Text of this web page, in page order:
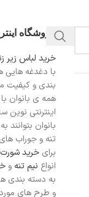
فروشگاه
خرید لباس زیر
با دغدغه هایی
بندی و کیفیت
همه ی بانوان
اینترنتی نوین
بانوان بتوانند
تنه و جوراب
برای خرید شورت
انواع نیم تنه و
به دسته بندی
و طرح های مورد